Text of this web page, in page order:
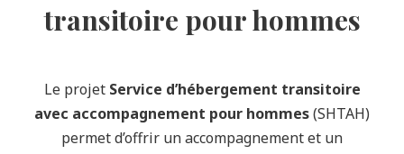
transitoire pour hommes
Le projet Service d’hébergement transitoire
avec accompagnement pour hommes(SHTAH)
permet d’offrir un accompagnement et un